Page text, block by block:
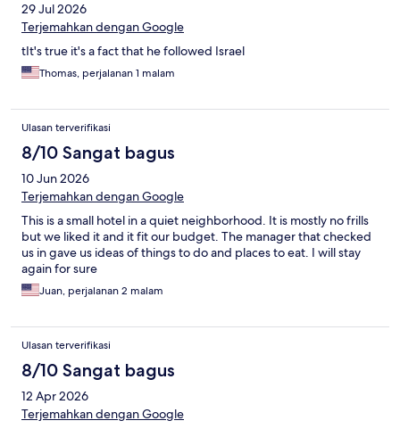
29 Jul 2026
Terjemahkan dengan Google
tIt's true it's a fact that he followed Israel
Thomas, perjalanan 1 malam
Ulasan terverifikasi
8/10 Sangat bagus
10 Jun 2026
Terjemahkan dengan Google
This is a small hotel in a quiet neighborhood. It is mostly no frills
but we liked it and it fit our budget. The manager that checked
us in gave us ideas of things to do and places to eat. I will stay
again for sure
Juan, perjalanan 2 malam
Ulasan terverifikasi
8/10 Sangat bagus
12 Apr 2026
Terjemahkan dengan Google